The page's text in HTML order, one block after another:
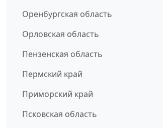
Оренбургская область
Орловская область
Пензенская область
Пермский край
Приморский край
Псковская область